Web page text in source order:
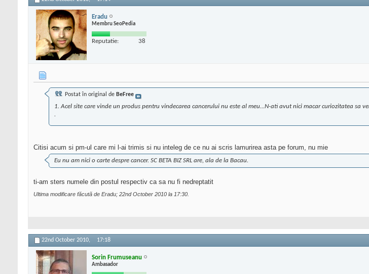
Eradu
Membru SeoPedia
Reputatie: 38
Postat în original de BeFree
1. Acel site care vinde un produs pentru vindecarea cancerului nu este al meu...N-ati avut nici macar curiozitatea sa
.
Citisi acum si pm-ul care mi l-ai trimis si nu inteleg de ce nu ai scris lamurirea asta pe forum, nu mie
Eu nu am nici o carte despre cancer. SC BETA BIZ SRL are, ala de la Bacau.
ti-am sters numele din postul respectiv ca sa nu fi nedreptatit
Ultima modificare făcută de Eradu; 22nd October 2010 la 17:30
22nd October 2010, 17:18
Sorin Frumuseanu
Ambasador